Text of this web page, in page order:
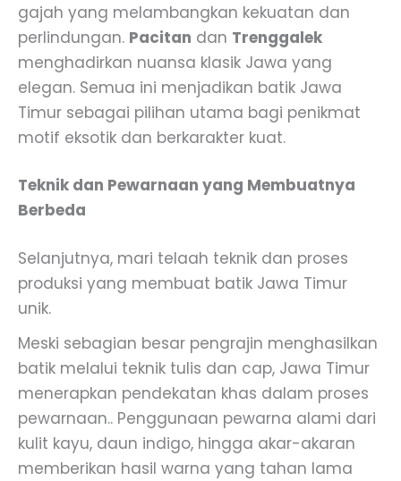
gajah yang melambangkan kekuatan dan
perlindungan. Pacitan dan Trenggalek
menghadirkan nuansa klasik Jawa yang
elegan. Semua ini menjadikan batik Jawa
Timur sebagai pilihan utama bagi penikmat
motif eksotik dan berkarakter kuat.
Teknik dan Pewarnaan yang Membuatnya
Berbeda
Selanjutnya, mari telaah teknik dan proses
produksi yang membuat batik Jawa Timur
unik.
Meski sebagian besar pengrajin menghasilkan
batik melalui teknik tulis dan cap, Jawa Timur
menerapkan pendekatan khas dalam proses
pewarnaan.. Penggunaan pewarna alami dari
kulit kayu, daun indigo, hingga akar-akaran
memberikan hasil warna yang tahan lama